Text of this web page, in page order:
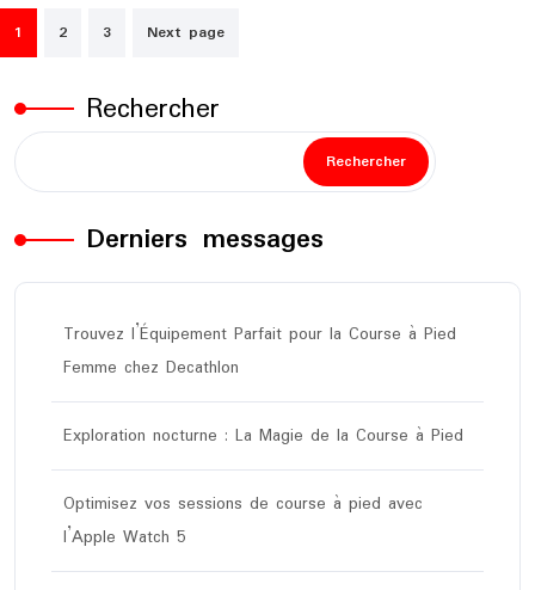
Pagination
des
publications
1 2 3 Next page
Rechercher
Rechercher
Derniers messages
Trouvez l’Équipement Parfait pour la Course à Pied
Femme chez Decathlon
Exploration nocturne : La Magie de la Course à Pied
Optimisez vos sessions de course à pied avec
l’Apple Watch 5